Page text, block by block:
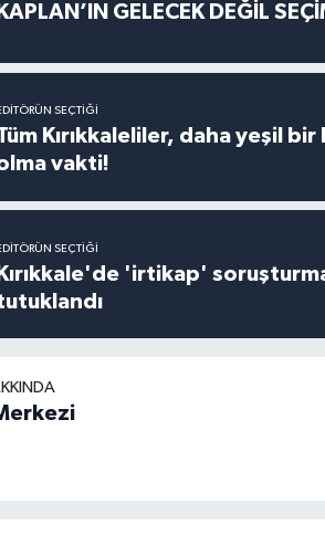
KAPLAN’IN GELECEK DEĞİL
SEÇTIĞI
Kırıkkaleliler, daha yeşil
vakti!
SEÇTIĞI
Kırıkkale'de 'irtikap'